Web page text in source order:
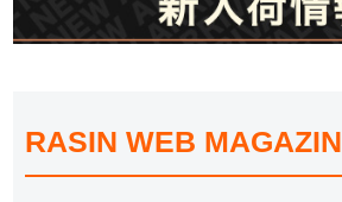
RASIN WEB MAGAZIN